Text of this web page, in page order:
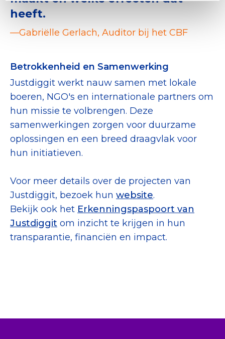
heeft.
—Gabriëlle Gerlach, Auditor bij het CBF
Betrokkenheid en Samenwerking
Justdiggit werkt nauw samen met lokale
boeren, NGO's en internationale partners om
hun missie te volbrengen. Deze
samenwerkingen zorgen voor duurzame
oplossingen en een breed draagvlak voor
hun initiatieven.
Voor meer details over de projecten van
Justdiggit, bezoek hun website.
Bekijk ook het Erkenningspaspoort van
Justdiggit om inzicht te krijgen in hun
transparantie, financiën en impact.